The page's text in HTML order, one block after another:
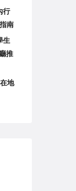
行
南
生
推
地